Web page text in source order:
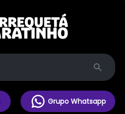
Search
Grupo Whatsapp